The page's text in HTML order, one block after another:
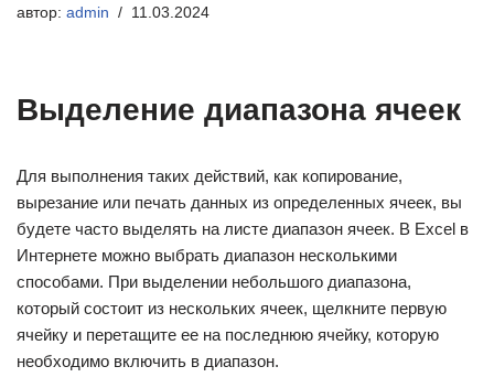
автор: admin 11.03.2024
Выделение диапазона ячеек
Для выполнения таких действий, как копирование,
вырезание или печать данных из определенных ячеек, вы
будете часто выделять на листе диапазон ячеек. В Excel в
Интернете можно выбрать диапазон несколькими
способами. При выделении небольшого диапазона,
который состоит из нескольких ячеек, щелкните первую
ячейку и перетащите ее на последнюю ячейку, которую
необходимо включить в диапазон.